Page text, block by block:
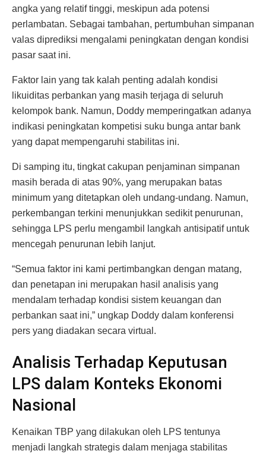
angka yang relatif tinggi, meskipun ada potensi
perlambatan. Sebagai tambahan, pertumbuhan simpanan
valas diprediksi mengalami peningkatan dengan kondisi
pasar saat ini.
Faktor lain yang tak kalah penting adalah kondisi
likuiditas perbankan yang masih terjaga di seluruh
kelompok bank. Namun, Doddy memperingatkan adanya
indikasi peningkatan kompetisi suku bunga antar bank
yang dapat mempengaruhi stabilitas ini.
Di samping itu, tingkat cakupan penjaminan simpanan
masih berada di atas 90%, yang merupakan batas
minimum yang ditetapkan oleh undang-undang. Namun,
perkembangan terkini menunjukkan sedikit penurunan,
sehingga LPS perlu mengambil langkah antisipatif untuk
mencegah penurunan lebih lanjut.
“Semua faktor ini kami pertimbangkan dengan matang,
dan penetapan ini merupakan hasil analisis yang
mendalam terhadap kondisi sistem keuangan dan
perbankan saat ini,” ungkap Doddy dalam konferensi
pers yang diadakan secara virtual.
Analisis Terhadap Keputusan
LPS dalam Konteks Ekonomi
Nasional
Kenaikan TBP yang dilakukan oleh LPS tentunya
menjadi langkah strategis dalam menjaga stabilitas